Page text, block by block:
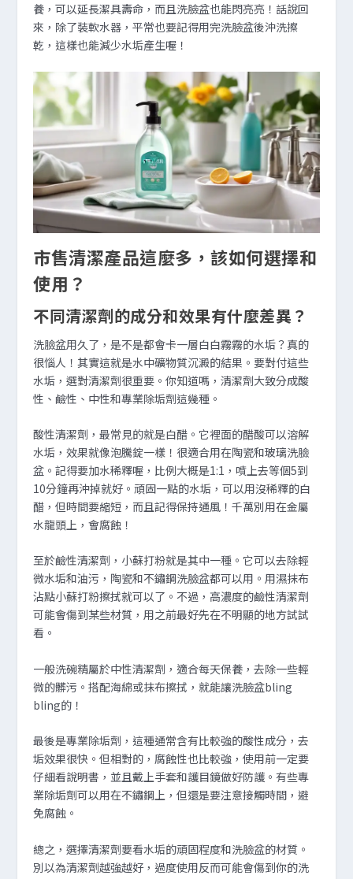
養，可以延長潔具壽命，而且洗臉盆也能閃亮亮！話說回
來，除了裝軟水器，平常也要記得用完洗臉盆後沖洗擦
乾，這樣也能減少水垢產生喔！
市售清潔產品這麼多，該如何選擇和
使用？
不同清潔劑的成分和效果有什麼差異？
洗臉盆用久了，是不是都會卡一層白白霧霧的水垢？真的
很惱人！其實這就是水中礦物質沉澱的結果。要對付這些
水垢，選對清潔劑很重要。你知道嗎，清潔劑大致分成酸
性、鹼性、中性和專業除垢劑這幾種。
酸性清潔劑，最常見的就是白醋。它裡面的醋酸可以溶解
水垢，效果就像泡騰錠一樣！很適合用在陶瓷和玻璃洗臉
盆。記得要加水稀釋喔，比例大概是1:1，噴上去等個5到
10分鐘再沖掉就好。頑固一點的水垢，可以用沒稀釋的白
醋，但時間要縮短，而且記得保持通風！千萬別用在金屬
水龍頭上，會腐蝕！
至於鹼性清潔劑，小蘇打粉就是其中一種。它可以去除輕
微水垢和油污，陶瓷和不鏽鋼洗臉盆都可以用。用濕抹布
沾點小蘇打粉擦拭就可以了。不過，高濃度的鹼性清潔劑
可能會傷到某些材質，用之前最好先在不明顯的地方試試
看。
一般洗碗精屬於中性清潔劑，適合每天保養，去除一些輕
微的髒污。搭配海綿或抹布擦拭，就能讓洗臉盆bling
bling的！
最後是專業除垢劑，這種通常含有比較強的酸性成分，去
垢效果很快。但相對的，腐蝕性也比較強，使用前一定要
仔細看說明書，並且戴上手套和護目鏡做好防護。有些專
業除垢劑可以用在不鏽鋼上，但還是要注意接觸時間，避
免腐蝕。
總之，選擇清潔劑要看水垢的頑固程度和洗臉盆的材質。
別以為清潔劑越強越好，過度使用反而可能會傷到你的洗